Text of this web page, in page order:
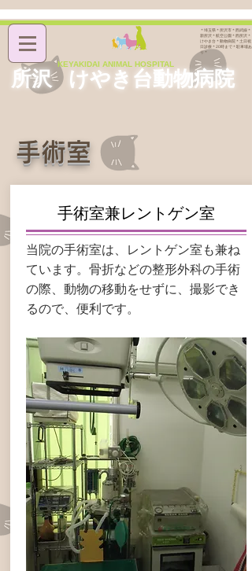
所沢 けやき台動物病院
KEYAKIDAI ANIMAL HOSPITAL
＊埼玉県＊所沢市＊西武線＊
新所沢＊航空公園＊西所沢＊
けやき台＊動物病院＊土日祝
日診療＊20時まで＊駐車場あ
り＊
手術室
手術室兼レントゲン室
当院の手術室は、レントゲン室も兼ね
ています。骨折などの整形外科の手術
の際、動物の移動をせずに、撮影でき
るので、便利です。